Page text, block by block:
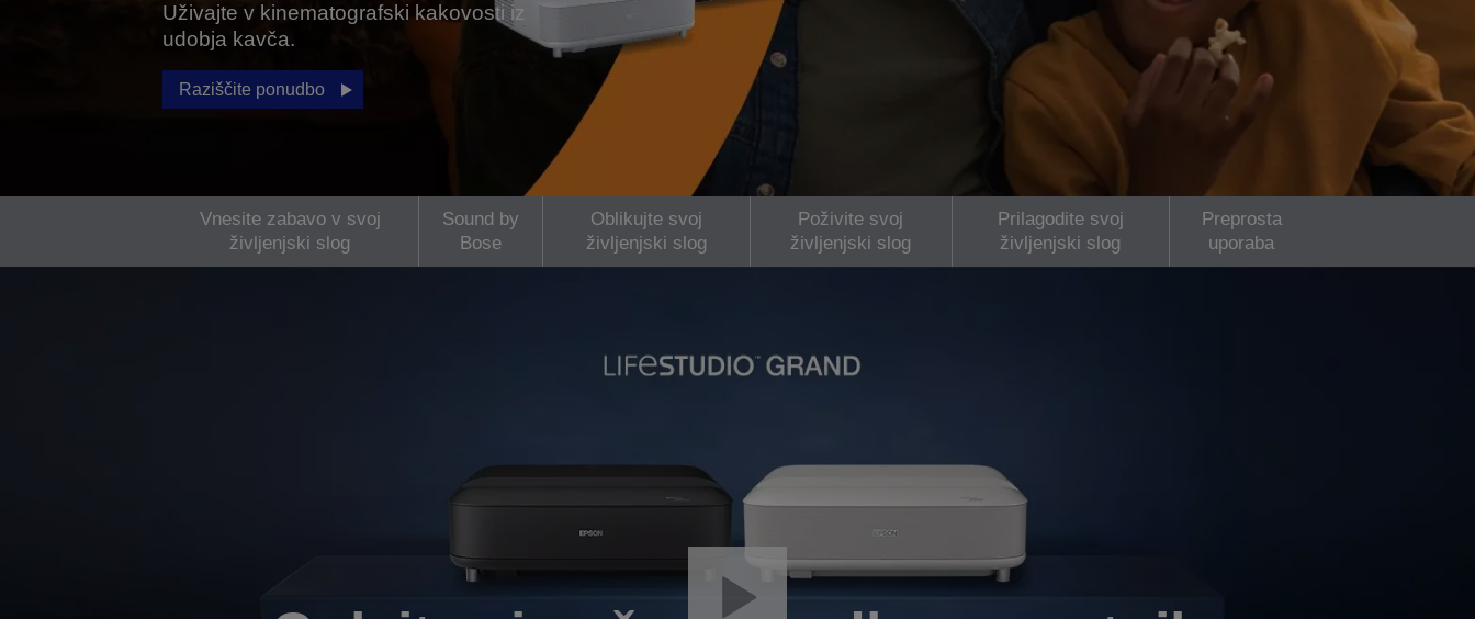
Uživajte v kinematografski kakovosti iz
udobja kavča.
Raziščite ponudbo
Vnesite zabavo v svoj
življenjski slog
Sound by
Bose
Oblikujte svoj
življenjski slog
Poživite svoj
življenjski slog
Prilagodite svoj
življenjski slog
Preprosta
uporaba